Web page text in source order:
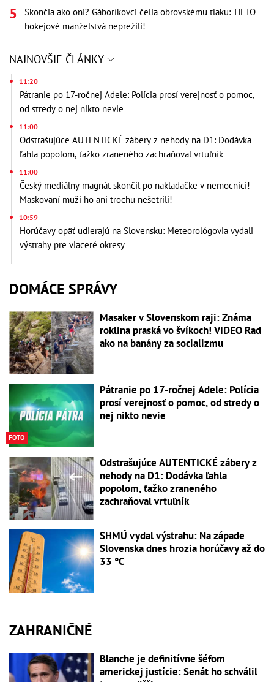
Skončia ako oni? Gáboríkovci čelia obrovskému tlaku: TIETO
hokejové manželstvá neprežili!
NAJNOVŠIE ČLÁNKY
11:20
Pátranie po 17-ročnej Adele: Polícia prosí verejnosť o pomoc,
od stredy o nej nikto nevie
11:00
Odstrašujúce AUTENTICKÉ zábery z nehody na D1: Dodávka
ľahla popolom, ťažko zraneného zachraňoval vrtuľník
11:00
Český mediálny magnát skončil po nakladačke v nemocnici!
Maskovaní muži ho ani trochu nešetrili!
10:59
Horúčavy opäť udierajú na Slovensku: Meteorológovia vydali
výstrahy pre viaceré okresy
DOMÁCE SPRÁVY
Masaker v Slovenskom raji: Známa
roklina praská vo švíkoch! VIDEO Rad
ako na banány za socializmu
FOTO
Pátranie po 17-ročnej Adele: Polícia
prosí verejnosť o pomoc, od stredy o
nej nikto nevie
Odstrašujúce AUTENTICKÉ zábery z
nehody na D1: Dodávka ľahla
popolom, ťažko zraneného
zachraňoval vrtuľník
SHMÚ vydal výstrahu: Na západe
Slovenska dnes hrozia horúčavy až do
33 °C
ZAHRANIČNÉ
Blanche je definitívne šéfom
americkej justície: Senát ho schválil